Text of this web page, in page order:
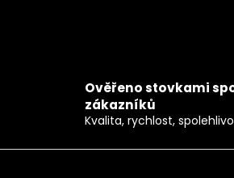
Ověřeno stovkami
zákazníků
Kvalita, rychlost,
Zápatí